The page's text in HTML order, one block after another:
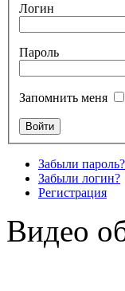
Логин
Пароль
Запомнить меня
Забыли пароль?
Забыли логин?
Регистрация
Видео